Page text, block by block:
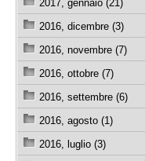
2017, gennaio (21)
2016, dicembre (3)
2016, novembre (7)
2016, ottobre (7)
2016, settembre (6)
2016, agosto (1)
2016, luglio (3)